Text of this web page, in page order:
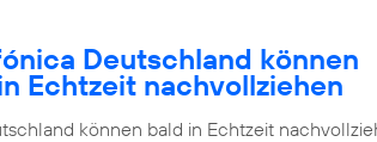
Deutschland können
Echtzeit nachvollziehen
können bald in Echtzeit